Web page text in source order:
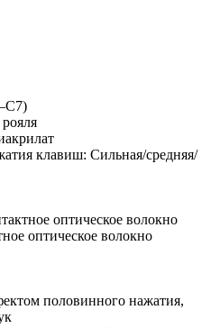
клавиш: Сильная/средняя/
оптическое волокно
оптическое волокно
половинного нажатия,